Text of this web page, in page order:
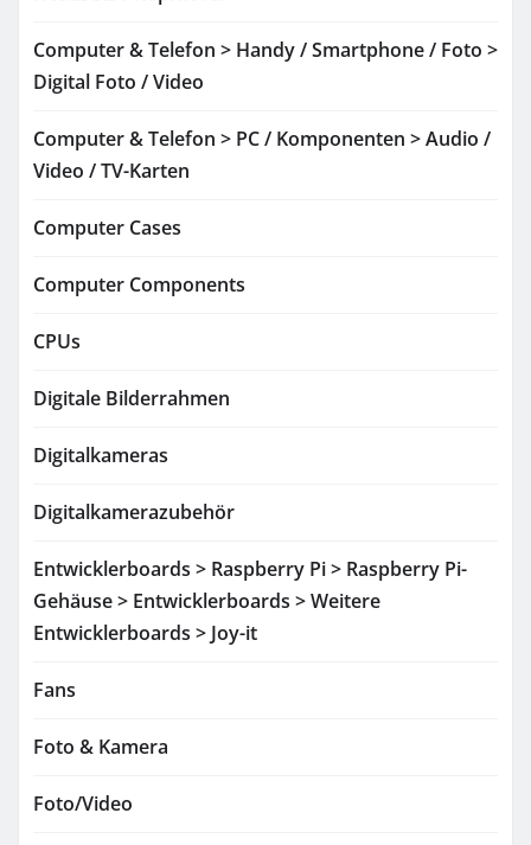
Computer & Telefon > Handy / Smartphone / Foto >
Digital Foto / Video
Computer & Telefon > PC / Komponenten > Audio /
Video / TV-Karten
Computer Cases
Computer Components
CPUs
Digitale Bilderrahmen
Digitalkameras
Digitalkamerazubehör
Entwicklerboards > Raspberry Pi > Raspberry Pi-
Gehäuse > Entwicklerboards > Weitere
Entwicklerboards > Joy-it
Fans
Foto & Kamera
Foto/Video